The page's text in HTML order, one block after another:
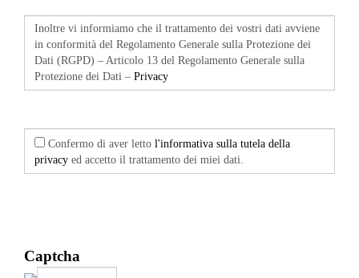
Inoltre vi informiamo che il trattamento dei vostri dati avviene
in conformità del Regolamento Generale sulla Protezione dei
Dati (RGPD) – Articolo 13 del Regolamento Generale sulla
Protezione dei Dati – Privacy
Confermo di aver letto l'informativa sulla tutela della
privacy ed accetto il trattamento dei miei dati.
Captcha